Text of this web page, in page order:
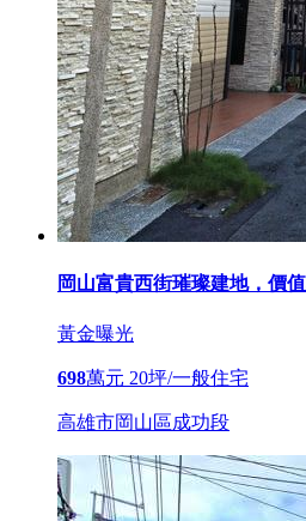
岡山富貴西街璀璨建地，價
黃金曝光
698萬元 20坪/一般住宅
高雄市岡山區成功段